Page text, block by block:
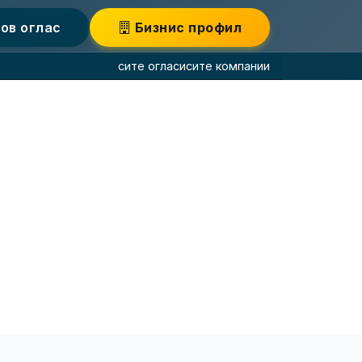
оглас Бизнис профил
сите огласисите компании